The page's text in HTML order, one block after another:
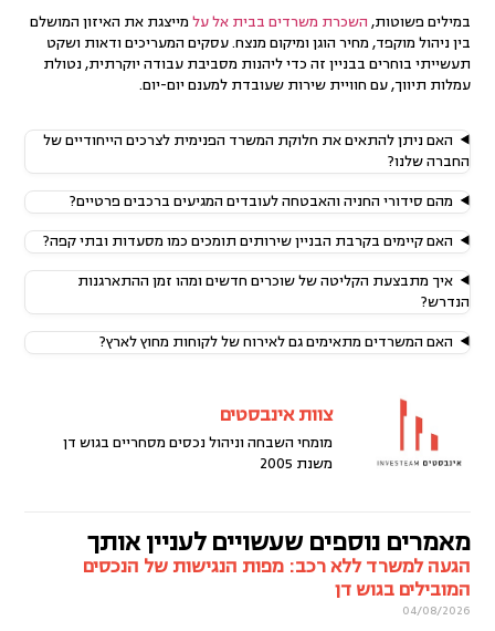
במילים פשוטות, השכרת משרדים בבית אל על מייצגת את האיזון המושלם
בין ניהול מוקפד, מחיר הוגן ומיקום מנצח. עסקים המעריכים ודאות ושקט
תעשייתי בוחרים בבניין זה כדי ליהנות מסביבת עבודה יוקרתית, נטולת
עמלות תיווך, עם חוויית שירות שעובדת למענם יום-יום.
האם ניתן להתאים את חלוקת המשרד הפנימית לצרכים הייחודיים של
החברה שלנו?
מהם סידורי החניה והאבטחה לעובדים המגיעים ברכבים פרטיים?
האם קיימים בקרבת הבניין שירותים תומכים כמו מסעדות ובתי קפה?
איך מתבצעת הקליטה של שוכרים חדשים ומהו זמן ההתארגנות
הנדרש?
האם המשרדים מתאימים גם לאירוח של לקוחות מחוץ לארץ?
צוות אינבסטים
מומחי השבחה וניהול נכסים מסחריים בגוש דן
משנת 2005
מאמרים נוספים שעשויים לעניין אותך
הגעה למשרד ללא רכב: מפות הנגישות של הנכסים
המובילים בגוש דן
04/08/2026